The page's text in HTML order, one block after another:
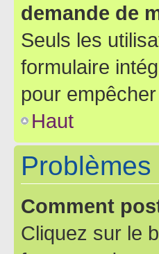
demande de
Seuls les
formulaire
pour
Haut
Comment
Cliquez sur le